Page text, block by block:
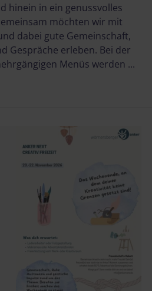
hinein in ein genussvolles
möchten wir mit
dabei gute Gemeinschaft,
Gespräche erleben. Bei der
Menüs werden ...